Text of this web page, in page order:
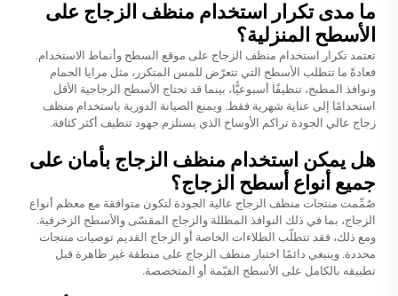
ما مدى تكرار استخدام منظف الزجاج على
الأسطح المنزلية؟
تعتمد تكرار استخدام منظف الزجاج على موقع السطح وأنماط الاستخدام.
فعادةً ما تتطلب الأسطح التي تتعرّض للمس المتكرر، مثل مرايا الحمام
ونوافذ المطبخ، تنظيفًا أسبوعيًّا، بينما قد تحتاج الأسطح الزجاجية الأقل
استخدامًا إلى عناية شهرية فقط. ويمنع الصيانة الدورية باستخدام منظف
زجاج عالي الجودة تراكم الأوساخ الذي يستلزم جهود تنظيف أكثر كثافة.
هل يمكن استخدام منظف الزجاج بأمان على
جميع أنواع أسطح الزجاج؟
صُمِّمت منتجات منظف الزجاج عالية الجودة لتكون متوافقة مع معظم أنواع
الزجاج، بما في ذلك النوافذ المظللة والزجاج المقسّى والأسطح الزخرفية.
ومع ذلك، فقد تتطلّب الطلاءات الخاصة أو الزجاج القديم توصيات منتجات
محددة. وينبغي دائمًا اختبار منظف الزجاج على منطقة غير ظاهرة قبل
تطبيقه بالكامل على الأسطح القيّمة أو المتخصصة.